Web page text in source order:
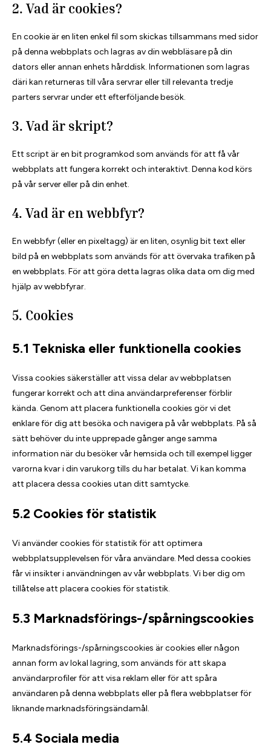
2. Vad är cookies?
En cookie är en liten enkel fil som skickas tillsammans med sidor
på denna webbplats och lagras av din webbläsare på din
dators eller annan enhets hårddisk. Informationen som lagras
däri kan returneras till våra servrar eller till relevanta tredje
parters servrar under ett efterföljande besök.
3. Vad är skript?
Ett script är en bit programkod som används för att få vår
webbplats att fungera korrekt och interaktivt. Denna kod körs
på vår server eller på din enhet.
4. Vad är en webbfyr?
En webbfyr (eller en pixeltagg) är en liten, osynlig bit text eller
bild på en webbplats som används för att övervaka trafiken på
en webbplats. För att göra detta lagras olika data om dig med
hjälp av webbfyrar.
5. Cookies
5.1 Tekniska eller funktionella cookies
Vissa cookies säkerställer att vissa delar av webbplatsen
fungerar korrekt och att dina användarpreferenser förblir
kända. Genom att placera funktionella cookies gör vi det
enklare för dig att besöka och navigera på vår webbplats. På så
sätt behöver du inte upprepade gånger ange samma
information när du besöker vår hemsida och till exempel ligger
varorna kvar i din varukorg tills du har betalat. Vi kan komma
att placera dessa cookies utan ditt samtycke.
5.2 Cookies för statistik
Vi använder cookies för statistik för att optimera
webbplatsupplevelsen för våra användare. Med dessa cookies
får vi insikter i användningen av vår webbplats. Vi ber dig om
tillåtelse att placera cookies för statistik.
5.3 Marknadsförings-/spårningscookies
Marknadsförings-/spårningscookies är cookies eller någon
annan form av lokal lagring, som används för att skapa
användarprofiler för att visa reklam eller för att spåra
användaren på denna webbplats eller på flera webbplatser för
liknande marknadsföringsändamål.
5.4 Sociala media